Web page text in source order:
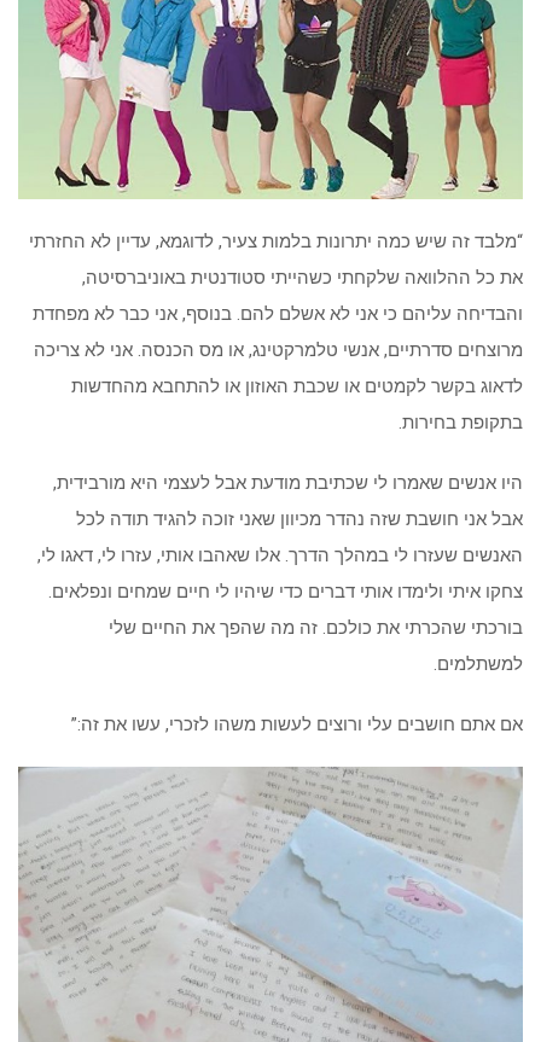
“מלבד זה שיש כמה יתרונות בלמות צעיר, לדוגמא, עדיין לא החזרתי
את כל ההלוואה שלקחתי כשהייתי סטודנטית באוניברסיטה,
והבדיחה עליהם כי אני לא אשלם להם. בנוסף, אני כבר לא מפחדת
מרוצחים סדרתיים, אנשי טלמרקטינג, או מס הכנסה. אני לא צריכה
לדאוג בקשר לקמטים או שכבת האוזון או להתחבא מהחדשות
בתקופת בחירות.
היו אנשים שאמרו לי שכתיבת מודעת אבל לעצמי היא מורבידית,
אבל אני חושבת שזה נהדר מכיוון שאני זוכה להגיד תודה לכל
האנשים שעזרו לי במהלך הדרך. אלו שאהבו אותי, עזרו לי, דאגו לי,
צחקו איתי ולימדו אותי דברים כדי שיהיו לי חיים שמחים ונפלאים.
בורכתי שהכרתי את כולכם. זה מה שהפך את החיים שלי
למשתלמים.
אם אתם חושבים עלי ורוצים לעשות משהו לזכרי, עשו את זה:”